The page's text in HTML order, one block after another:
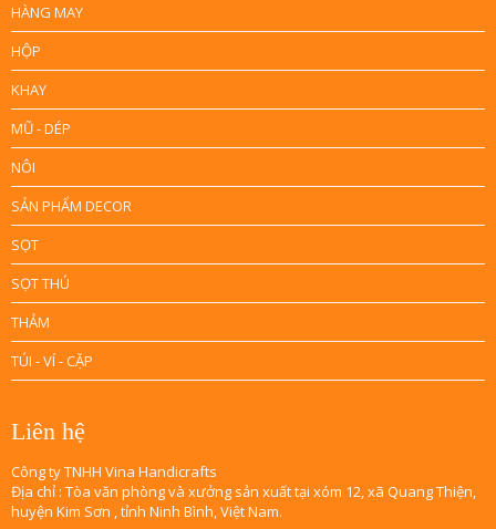
HÀNG MAY
HỘP
KHAY
MŨ - DÉP
NÔI
SẢN PHẨM DECOR
SỌT
SỌT THÚ
THẢM
TÚI - VÍ - CẶP
Liên hệ
Công ty TNHH Vina Handicrafts
Địa chỉ : Tòa văn phòng và xưởng sản xuất tại xóm 12, xã Quang Thiện,
huyện Kim Sơn , tỉnh Ninh Bình, Việt Nam.